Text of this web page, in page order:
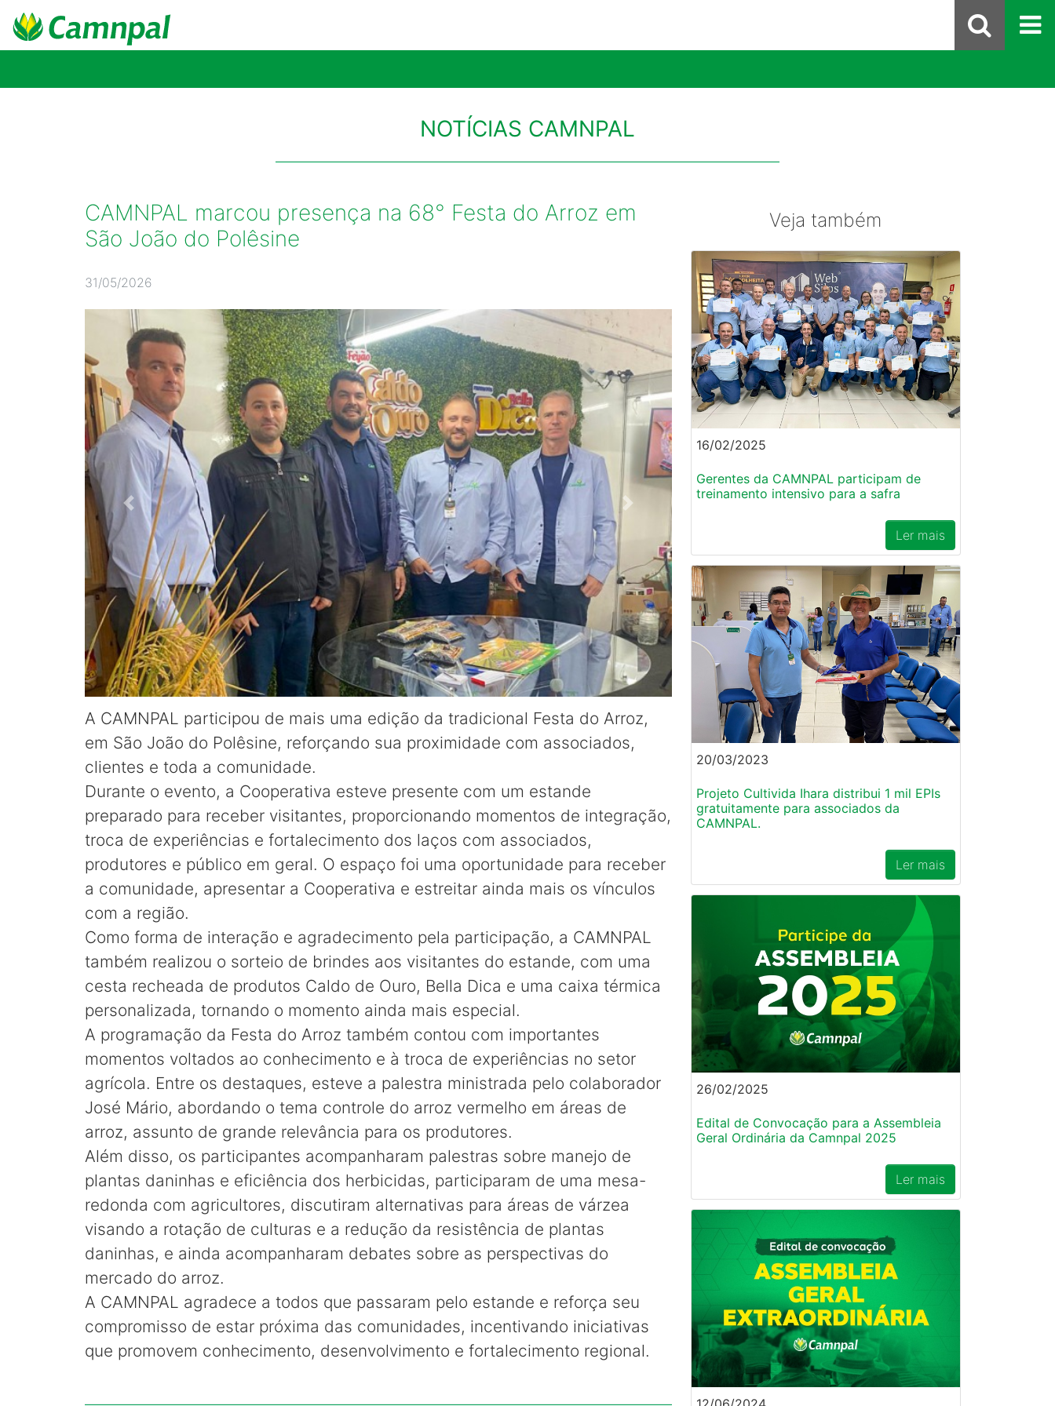
NOTÍCIAS CAMNPAL
CAMNPAL marcou presença na 68° Festa do Arroz em
São João do Polêsine
31/05/2026
A CAMNPAL participou de mais uma edição da tradicional Festa do Arroz,
em São João do Polêsine, reforçando sua proximidade com associados,
clientes e toda a comunidade.
Durante o evento, a Cooperativa esteve presente com um estande
preparado para receber visitantes, proporcionando momentos de integração,
troca de experiências e fortalecimento dos laços com associados,
produtores e público em geral. O espaço foi uma oportunidade para receber
a comunidade, apresentar a Cooperativa e estreitar ainda mais os vínculos
com a região.
Como forma de interação e agradecimento pela participação, a CAMNPAL
também realizou o sorteio de brindes aos visitantes do estande, com uma
cesta recheada de produtos Caldo de Ouro, Bella Dica e uma caixa térmica
personalizada, tornando o momento ainda mais especial.
A programação da Festa do Arroz também contou com importantes
momentos voltados ao conhecimento e à troca de experiências no setor
agrícola. Entre os destaques, esteve a palestra ministrada pelo colaborador
José Mário, abordando o tema controle do arroz vermelho em áreas de
arroz, assunto de grande relevância para os produtores.
Além disso, os participantes acompanharam palestras sobre manejo de
plantas daninhas e eficiência dos herbicidas, participaram de uma mesa-
redonda com agricultores, discutiram alternativas para áreas de várzea
visando a rotação de culturas e a redução da resistência de plantas
daninhas, e ainda acompanharam debates sobre as perspectivas do
mercado do arroz.
A CAMNPAL agradece a todos que passaram pelo estande e reforça seu
compromisso de estar próxima das comunidades, incentivando iniciativas
que promovem conhecimento, desenvolvimento e fortalecimento regional.
Veja também
16/02/2025
Gerentes da CAMNPAL participam de
treinamento intensivo para a safra
Ler mais
20/03/2023
Projeto Cultivida Ihara distribui 1 mil EPIs
gratuitamente para associados da
CAMNPAL.
Ler mais
26/02/2025
Edital de Convocação para a Assembleia
Geral Ordinária da Camnpal 2025
Ler mais